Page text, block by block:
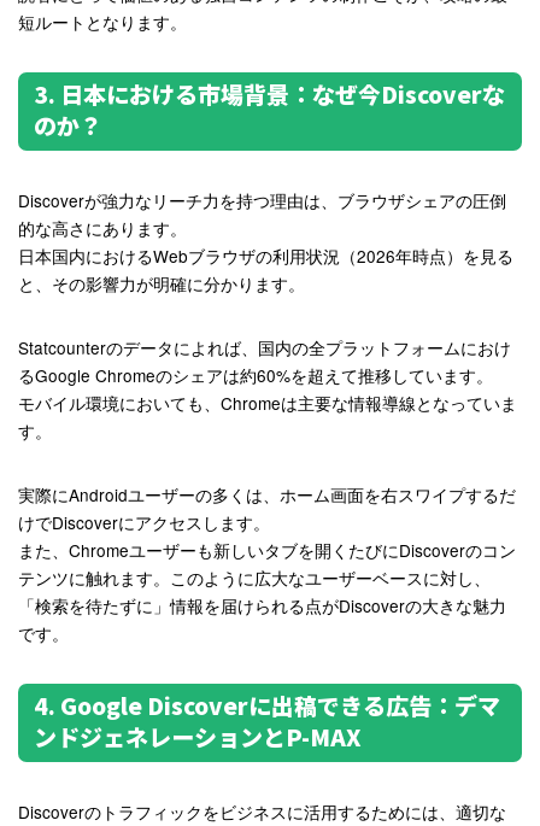
短ルートとなります。
3. 日本における市場背景：なぜ今Discoverな
のか？
Discoverが強力なリーチ力を持つ理由は、ブラウザシェアの圧倒
的な高さにあります。
日本国内におけるWebブラウザの利用状況（2026年時点）を見る
と、その影響力が明確に分かります。
Statcounterのデータによれば、国内の全プラットフォームにおけ
るGoogle Chromeのシェアは約60%を超えて推移しています。
モバイル環境においても、Chromeは主要な情報導線となっていま
す。
実際にAndroidユーザーの多くは、ホーム画面を右スワイプするだ
けでDiscoverにアクセスします。
また、Chromeユーザーも新しいタブを開くたびにDiscoverのコン
テンツに触れます。このように広大なユーザーベースに対し、
「検索を待たずに」情報を届けられる点がDiscoverの大きな魅力
です。
4. Google Discoverに出稿できる広告：デマ
ンドジェネレーションとP-MAX
Discoverのトラフィックをビジネスに活用するためには、適切な